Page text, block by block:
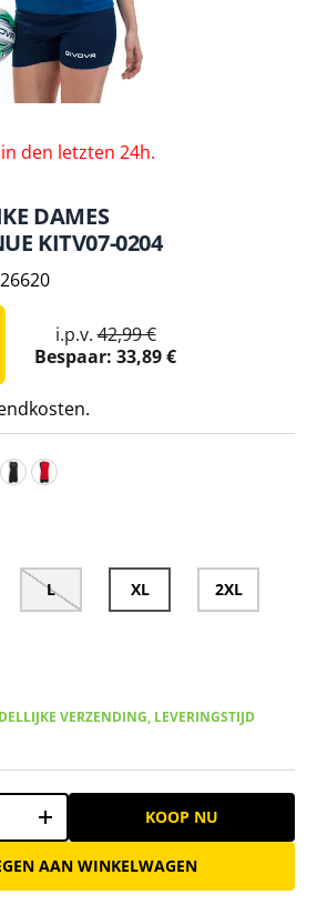
in den letzten 24h.
DAMES
KITV07-0204
i.p.v.42,99 €
Bespaar: 33,89 €
L XL 2XL
VERZENDING, LEVERINGSTIJD
+ KOOP NU
AAN WINKELWAGEN